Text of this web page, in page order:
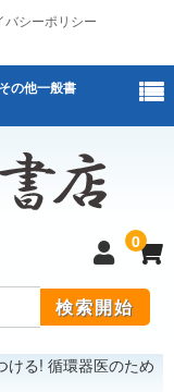
バシーポリシー
の他一般書
0
ける! 循環器医のため